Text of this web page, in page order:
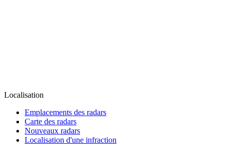
Localisation
Emplacements des radars
Carte des radars
Nouveaux radars
Localisation d'une infraction